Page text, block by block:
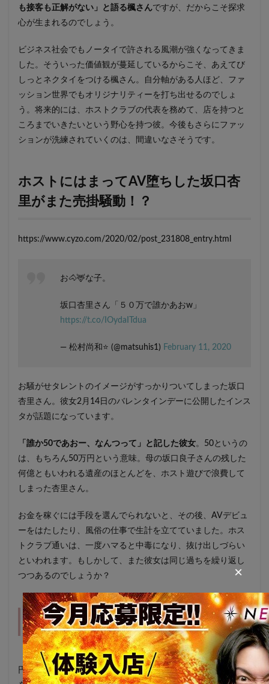
×
も接客も正解がない」と語る楓さんですが、だからこそ探求
心が生まれるのでしょう。
ビジネス社会でもノータイで許される風潮が強くなってきま
した。そういった価値観が蔓延しているからこそ、あえてび
しっとネクタイをつける楓さん。自分軸がある人ほど、ファ
ッション世界でもオリジナリティーを打ち出せるのでしょ
う。将来的には、ホストクラブの代表を務めて、店を持つと
ころまでいきたいという野心を持つ彼。今後もさらにファッ
ションが洗練されていくのは、間違いなさそうです。
ホストにはまってAV堕ちした坂口杏
里がまた売掛騒動！？
https://www.cyzo.com/2020/02/post_231808_entry.html
お🐴🦌な子。
坂口杏里さん「５０万で誰かあおw」
https://t.co/IOydaITdua
— 松村尚和⭐️ (@matsuhis1) February 11, 2020
お騒がせタレントのイメージがすっかりついてしまった坂口
杏里さん。彼女2月14日のバレンタインデーに公開したインス
タが話題になっています。
「誰か50であおー、なんつって」と記した彼女。50というの
は、もちろん50万円という意味。母の坂口良子さんの残した
何億ともいわれる遺産のほとんどを、ホスト遊びで浪費して
しまった杏里さん。
お金を稼ぐには手段を選んでられないと、その後、AVデビュ
ーをはたしたり、風俗の仕事で生計を立てていました。ホス
トクラブ通いは、一度ハマると中毒になり、抜け出しづらい
といわれます。もしかして、また彼女は同じ過ちを繰り返し
つつあるのでしょうか？
真相は闇の中！？しかし油断は禁物
「坂口杏里といえば50万円」と称されるほど、彼女には50万
円のイメージが定着しています。過去に加藤紗里さんに借金